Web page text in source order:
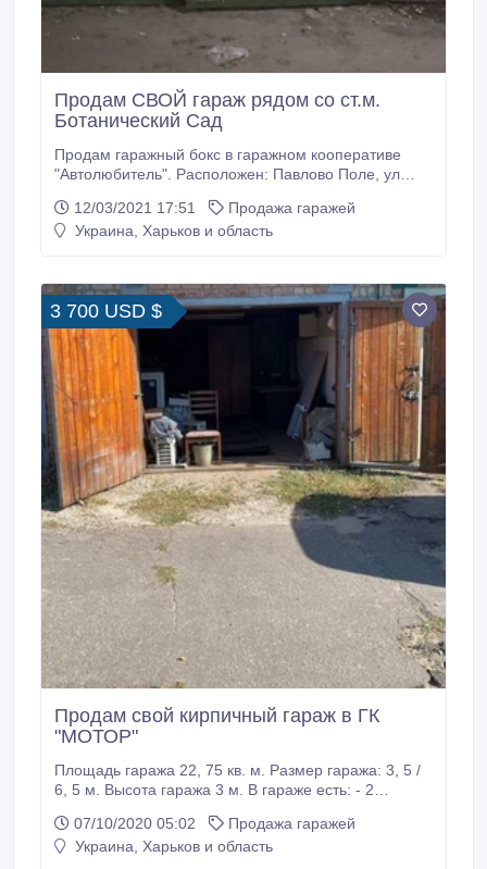
Продам СВОЙ гараж рядом со ст.м.
Ботанический Сад
Продам гаражный бокс в гаражном кооперативе
"Автолюбитель". Расположен: Павлово Поле, ул
с фитнес-клубом Аура. Площадь - 22, 7 кв.м, высота
- 2, 35 м. Гараж подземный, сухой, расположен
12/03/2021 17:51
Продажа гаражей
Украина, Харьков и область
3 700 USD $
Продам свой кирпичный гараж в ГК
"МОТОР"
Площадь гаража 22, 75 кв. м. Размер гаража: 3, 5 /
6, 5 м. Высота гаража 3 м. В гараже есть: - 2
двигателя; - электричество 220 В; - отдельный
счетчик и рубильник; - стационарное зарядное
07/10/2020 05:02
Продажа гаражей
Украина, Харьков и область